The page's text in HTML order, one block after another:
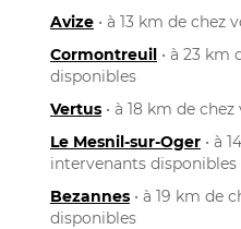
Avize • à 13 km de chez
Cormontreuil • à 23 km
disponibles
Vertus • à 18 km de
Le Mesnil-sur-Oger • à
intervenants disponibles
Bezannes • à 19 km de
disponibles